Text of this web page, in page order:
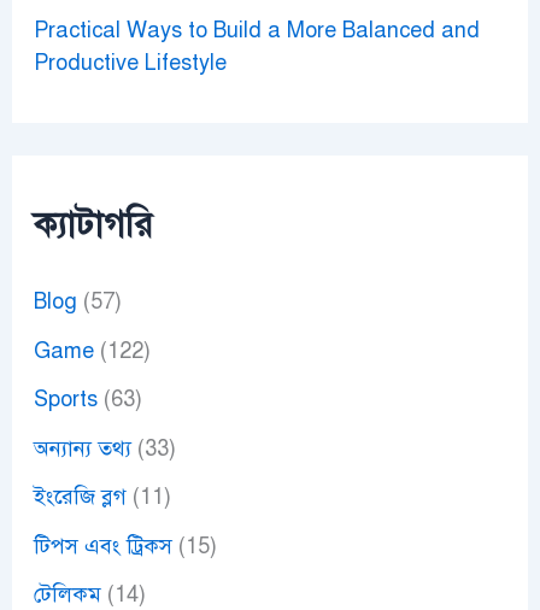
Practical Ways to Build a More Balanced and
Productive Lifestyle
ক্যাটাগরি
Blog (57)
Game(122)
Sports(63)
অন্যান্য তথ্য(33)
ইংরেজি ব্লগ(11)
টিপস এবং ট্রিকস(15)
টেলিকম(14)